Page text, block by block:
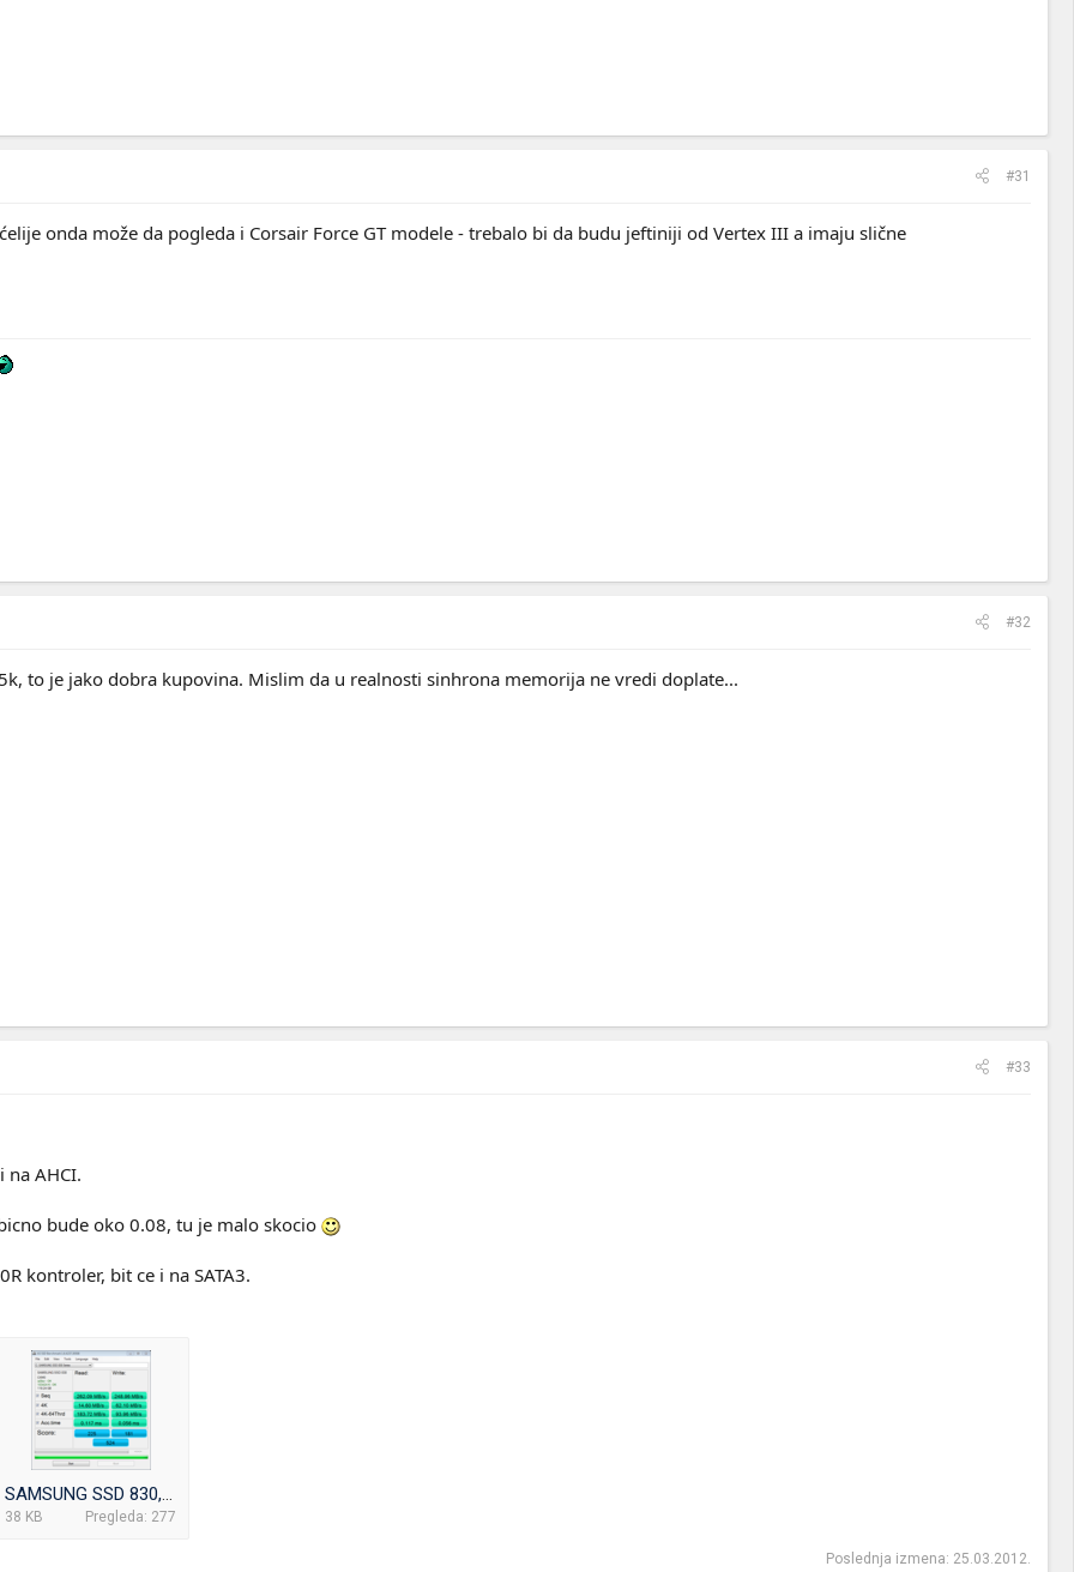
#31
onda može da pogleda i Corsair Force GT modele - trebalo bi da budu jeftiniji od Vertex III a imaju slične
#32
to je jako dobra kupovina. Mislim da u realnosti sinhrona memorija ne vredi doplate...
#33
na AHCI.
bude oko 0.08, tu je malo skocio
kontroler, bit ce i na SATA3.
SAMSUNG SSD 830, FW CXM03B1Q.png
38 KB Pregleda: 277
Poslednja izmena: 25.03.2012.